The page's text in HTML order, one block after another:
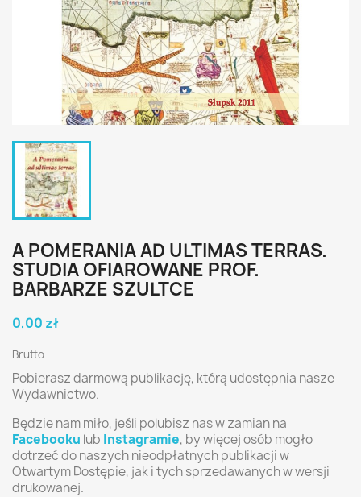
A POMERANIA AD ULTIMAS TERRAS.
STUDIA OFIAROWANE PROF.
BARBARZE SZULTCE
0,00 zł
Brutto
Pobierasz darmową publikację, którą udostępnia nasze
Wydawnictwo.
Będzie nam miło, jeśli polubisz nas w zamian na
Facebooku lub Instagramie, by więcej osób mogło
dotrzeć do naszych nieodpłatnych publikacji w
Otwartym Dostępie, jak i tych sprzedawanych w wersji
drukowanej.